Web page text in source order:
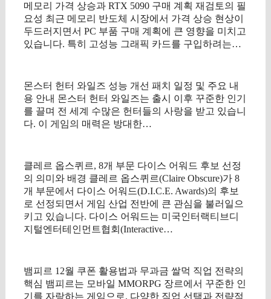
메모리 가격 상승과 RTX 5090 구매 계획 재검토의 필
요성 최근 메모리 반도체 시장에서 가격 상승 현상이
두드러지면서 PC 부품 구매 계획에 큰 영향을 미치고
있습니다. 특히 고성능 그래픽 카드를 구입하려는…
몬스터 헌터 와일즈 성능 개선 패치 일정 및 주요 내
용 안내 몬스터 헌터 와일즈는 출시 이후 꾸준한 인기
를 끌며 전 세계 수많은 헌터들의 사랑을 받고 있습니
다. 이 게임의 매력은 방대한…
클레르 옵스퀴르, 8개 부문 다이스 어워드 후보 선정
의 의미와 배경 클레르 옵스퀴르(Claire Obscure)가 8
개 부문에서 다이스 어워드(D.I.C.E. Awards)의 후보
로 선정되면서 게임 산업 전반에 큰 관심을 불러일으
키고 있습니다. 다이스 어워드는 미국인터랙티브디
지털엔터테인먼트협회(Interactive…
뱀피르 12월 쿠폰 활용법과 무과금 쌀먹 직업 전략의
핵심 뱀피르는 모바일 MMORPG 장르에서 꾸준한 인
기를 자랑하는 게임으로, 다양한 직업 선택과 전략적